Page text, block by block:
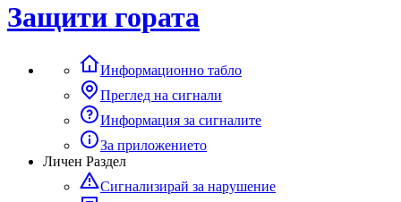
Защити гората
Информационно табло
Преглед на сигнали
Информация за сигналите
За приложението
Личен Раздел
Сигнализирай за нарушение